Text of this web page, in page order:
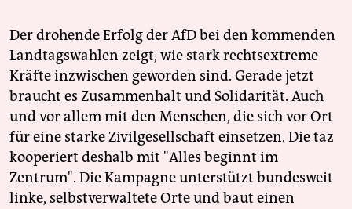
Der drohende Erfolg der AfD bei den kommenden
Landtagswahlen zeigt, wie stark rechtsextreme
Kräfte inzwischen geworden sind. Gerade jetzt
braucht es Zusammenhalt und Solidarität. Auch
und vor allem mit den Menschen, die sich vor Ort
für eine starke Zivilgesellschaft einsetzen. Die taz
kooperiert deshalb mit "Alles beginnt im
Zentrum". Die Kampagne unterstützt bundesweit
linke, selbstverwaltete Orte und baut einen